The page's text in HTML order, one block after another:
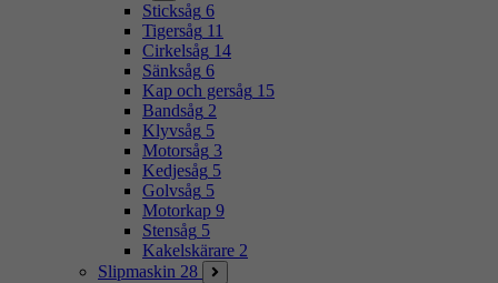
Sticksåg 6
Tigersåg 11
Cirkelsåg 14
Sänksåg 6
Kap och gersåg 15
Bandsåg 2
Klyvsåg 5
Motorsåg 3
Kedjesåg 5
Golvsåg 5
Motorkap 9
Stensåg 5
Kakelskärare 2
Slipmaskin 28